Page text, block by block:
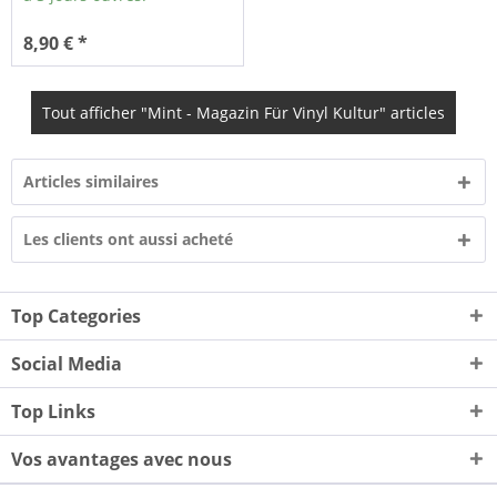
8,90 € *
Tout afficher "Mint - Magazin Für Vinyl Kultur" articles
Articles similaires
Les clients ont aussi acheté
Top Categories
Social Media
Top Links
Vos avantages avec nous